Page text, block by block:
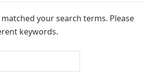
your search terms. Please
keywords.